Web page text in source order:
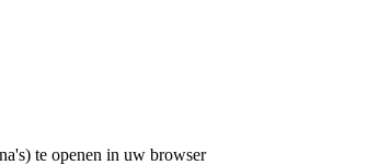
te openen in uw browser